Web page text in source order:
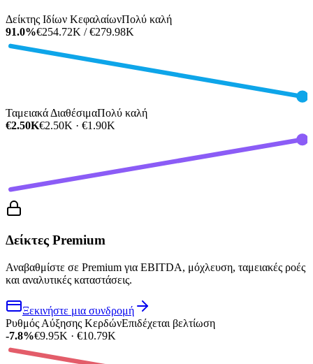
Δείκτης Ιδίων ΚεφαλαίωνΠολύ καλή
91.0%€254.72K / €279.98K
Ταμειακά ΔιαθέσιμαΠολύ καλή
€2.50K€2.50K · €1.90K
Δείκτες Premium
Αναβαθμίστε σε Premium για EBITDA, μόχλευση, ταμειακές ροές
και αναλυτικές καταστάσεις.
Ξεκινήστε μια συνδρομή
Ρυθμός Αύξησης ΚερδώνΕπιδέχεται βελτίωση
-7.8%€9.95K · €10.79K